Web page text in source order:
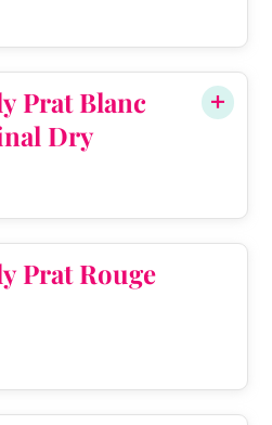
Prat Blanc
Dry
Prat Rouge